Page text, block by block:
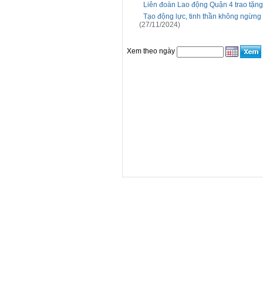
Liên đoàn Lao động Quận 4 trao
Tạo động lực, tinh thần không
(27/11/2024)
Xem theo ngày